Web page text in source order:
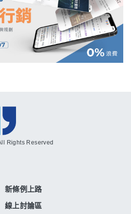
Rights Reserved
新條例上路
線上討論區